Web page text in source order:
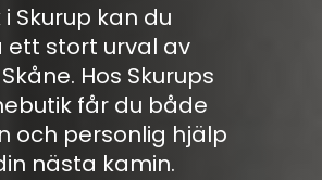
Skurup kan du
ett stort urval av
Hos Skurups
får du både
och personlig hjälp
nästa kamin.